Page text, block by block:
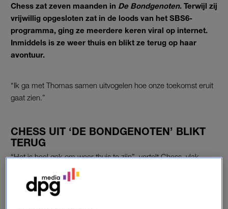
Chess zat zeven maanden in De Bondgenoten. Terwijl zij
vrijwillig opgesloten zat in de loods van het SBS6-
programma, ging ze meerdere keren viral op internet.
Inmiddels is ze weer thuis en blikt ze terug op haar
avontuur.
“Ik ga met Thomas samen uitvogelen hoe onze toekomst eruit
gaat zien.”
CHESS UIT ‘DE BONDGENOTEN’ BLIKT
TERUG
“Het is heel gek om weer thuis te zijn”, vertelt Chess, vlak
de loods van
moet echt nog wennen aan alle prikkels. Sinds gisteren heb ik
mijn telefoon weer en ben ik begonnen fragmenten terug te